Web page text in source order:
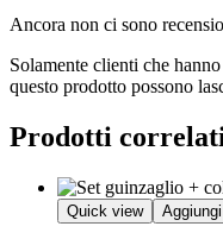
Ancora non ci sono
Solamente clienti che
questo prodotto possono
Prodotti
Quick view